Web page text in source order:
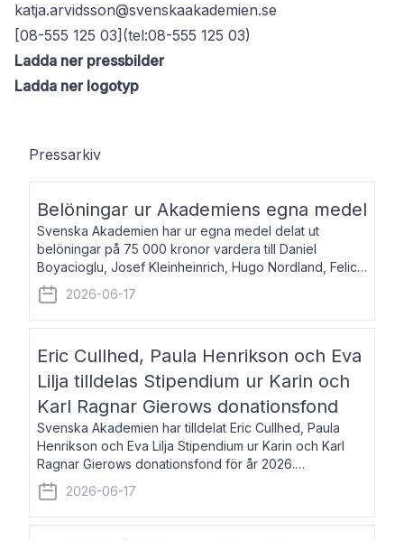
katja.arvidsson@svenskaakademien.se
[08-555 125 03](tel:08-555 125 03)
Ladda ner pressbilder
Ladda ner logotyp
Pressarkiv
Belöningar ur Akademiens egna medel
Svenska Akademien har ur egna medel delat ut
belöningar på 75 000 kronor vardera till Daniel
Boyacioglu, Josef Kleinheinrich, Hugo Nordland, Felicia
Stenroth och Svante Strandberg. Daniel Boyacioglu,
född 1981, är poet och scenartist. Josef
2026-06-17
Eric Cullhed, Paula Henrikson och Eva
Lilja tilldelas Stipendium ur Karin och
Karl Ragnar Gierows donationsfond
Svenska Akademien har tilldelat Eric Cullhed, Paula
Henrikson och Eva Lilja Stipendium ur Karin och Karl
Ragnar Gierows donationsfond för år 2026.
Stipendiebeloppet är på 70 000 kronor vardera. Eric
Cullhed, född 1985, är professor i grekis
2026-06-17